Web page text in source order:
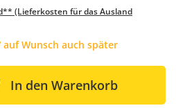
(Lieferkosten für das Ausland
Wunsch auch später
In den Warenkorb